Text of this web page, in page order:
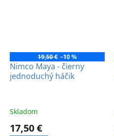
19,50 € –10 %
Nimco Maya - čierny
jednoduchý háčik
Skladom
17,50 €